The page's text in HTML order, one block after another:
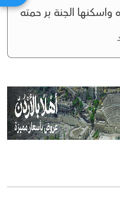
الجنة بر حمته